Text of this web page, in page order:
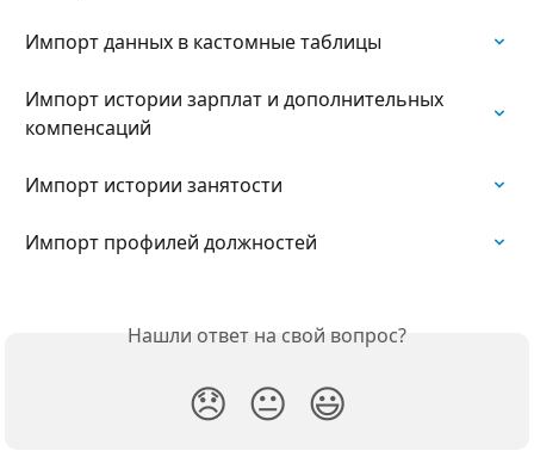
Импорт данных в кастомные таблицы
Импорт истории зарплат и дополнительных
компенсаций
Импорт истории занятости
Импорт профилей должностей
Нашли ответ на свой вопрос?
😞 😐 😃